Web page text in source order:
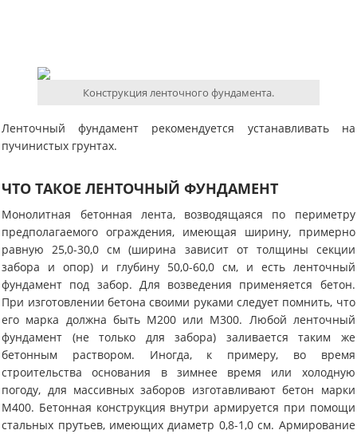
Конструкция ленточного фундамента.
Ленточный фундамент рекомендуется устанавливать на
пучинистых грунтах.
ЧТО ТАКОЕ ЛЕНТОЧНЫЙ ФУНДАМЕНТ
Монолитная бетонная лента, возводящаяся по периметру
предполагаемого ограждения, имеющая ширину, примерно
равную 25,0-30,0 см (ширина зависит от толщины секции
забора и опор) и глубину 50,0-60,0 см, и есть ленточный
фундамент под забор. Для возведения применяется бетон.
При изготовлении бетона своими руками следует помнить, что
его марка должна быть М200 или М300. Любой ленточный
фундамент (не только для забора) заливается таким же
бетонным раствором. Иногда, к примеру, во время
строительства основания в зимнее время или холодную
погоду, для массивных заборов изготавливают бетон марки
М400. Бетонная конструкция внутри армируется при помощи
стальных прутьев, имеющих диаметр 0,8-1,0 см. Армирование